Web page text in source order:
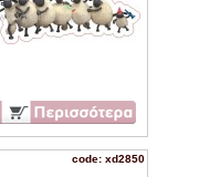
code: xd2850